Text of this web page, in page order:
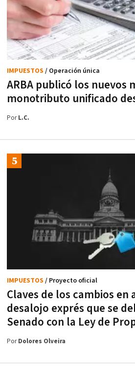
ARBA publicó los nuevos
monotributo unificado
IMPUESTOS / Operación única
PorL.C.
Claves de los cambios en
desalojo exprés que se
Senado con la Ley de
IMPUESTOS / Proyecto oficial
PorDolores Olveira